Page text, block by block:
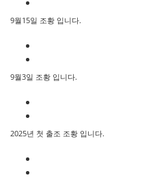
9월15일 조황 입니다.
9월3일 조황 입니다.
2025년 첫 출조 조황 입니다.